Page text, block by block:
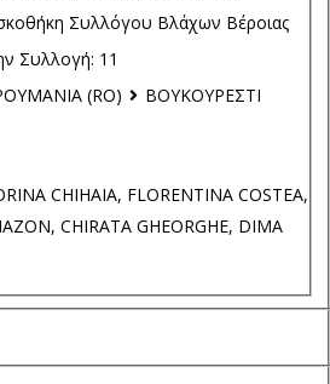
Συλλόγου Βλάχων Βέροιας
Συλλογή: 11
(RO)
ΒΟΥΚΟΥΡΕΣΤΙ
CHIHAIA, FLORENTINA COSTEA,
CHIRATA GHEORGHE, DIMA